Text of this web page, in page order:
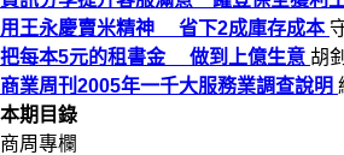
用王永慶賣米精神 省下2成庫存成本
把每本5元的租書金 做到上億生意 胡
商業周刊2005年一千大服務業調查說明
本期目錄
商周專欄